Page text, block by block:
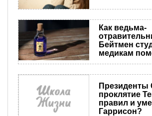
Как ведьма-
Бейтмен
медикам
проклятие
правил и
Гаррисон?